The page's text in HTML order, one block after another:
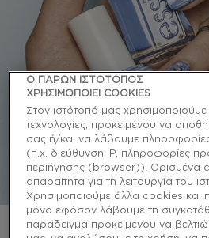
Βήμα 1: Ενυδάτωσε με το λάδι
Ο ΠΑΡΩΝ ΙΣΤΟΤΟΠΟΣ
ΧΡΗΣΙΜΟΠΟΙΕΙ COOKIES
Στον ιστότοπό μας
τεχνολογίες, προκειμένου να
σας ή/και να λάβουμε
(π.χ. διεύθυνση IP, πληροφορίες
περιήγησης (browser)). Ορισμένα
απαραίτητα για τη λειτουργία του
Χρησιμοποιούμε άλλα cookies και
μόνο εφόσον λάβουμε τη
παράδειγμα προκειμένου να